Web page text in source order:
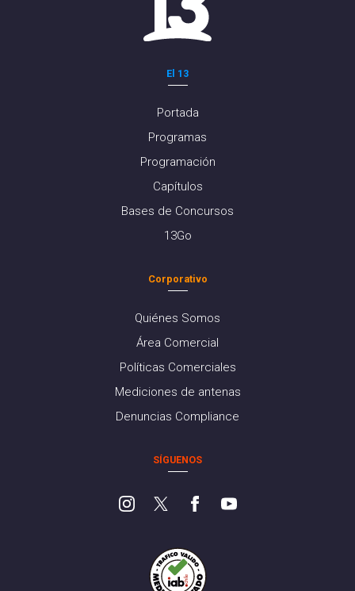
El 13
Portada
Programas
Programación
Capítulos
Bases de Concursos
13Go
Corporativo
Quiénes Somos
Área Comercial
Políticas Comerciales
Mediciones de antenas
Denuncias Compliance
SÍGUENOS